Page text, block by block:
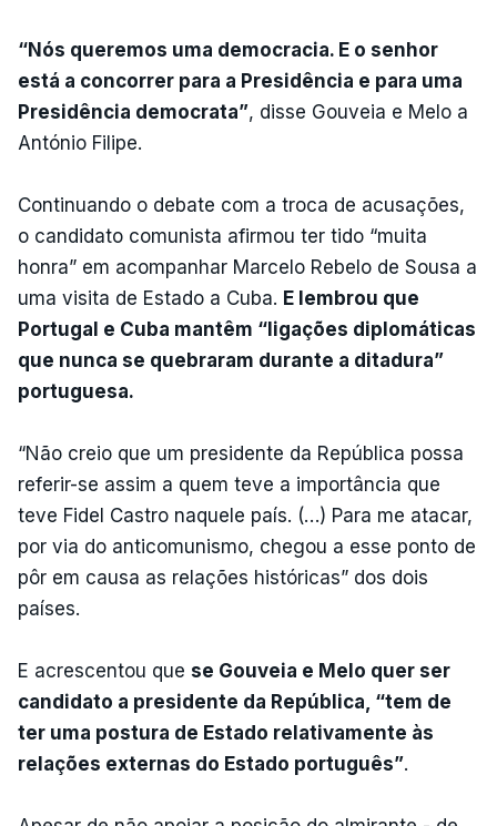
“Nós queremos uma democracia. E o senhor
está a concorrer para a Presidência e para uma
Presidência democrata”, disse Gouveia e Melo a
António Filipe.
Continuando o debate com a troca de acusações,
o candidato comunista afirmou ter tido “muita
honra” em acompanhar Marcelo Rebelo de Sousa a
uma visita de Estado a Cuba. E lembrou que
Portugal e Cuba mantêm “ligações diplomáticas
que nunca se quebraram durante a ditadura”
portuguesa.
“Não creio que um presidente da República possa
referir-se assim a quem teve a importância que
teve Fidel Castro naquele país. (…) Para me atacar,
por via do anticomunismo, chegou a esse ponto de
pôr em causa as relações históricas” dos dois
países.
E acrescentou que se Gouveia e Melo quer ser
candidato a presidente da República, “tem de
ter uma postura de Estado relativamente às
relações externas do Estado português”.